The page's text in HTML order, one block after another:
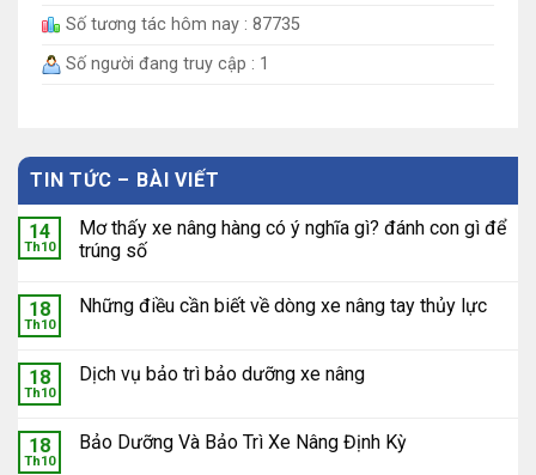
Số tương tác hôm nay : 87735
Số người đang truy cập : 1
TIN TỨC – BÀI VIẾT
14
Th10
Mơ thấy xe nâng hàng có ý nghĩa gì? đánh con gì để
trúng số
18
Th10
Những điều cần biết về dòng xe nâng tay thủy lực
18
Th10
Dịch vụ bảo trì bảo dưỡng xe nâng
18
Th10
Bảo Dưỡng Và Bảo Trì Xe Nâng Định Kỳ